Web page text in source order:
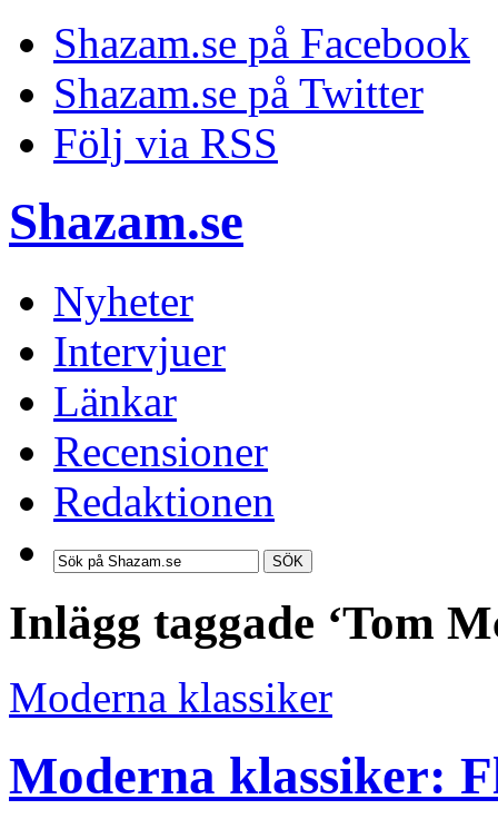
Shazam.se på Facebook
Shazam.se på Twitter
Följ via RSS
Shazam.se
Nyheter
Intervjuer
Länkar
Recensioner
Redaktionen
SÖK
Inlägg taggade ‘Tom
Moderna klassiker
Moderna klassiker: